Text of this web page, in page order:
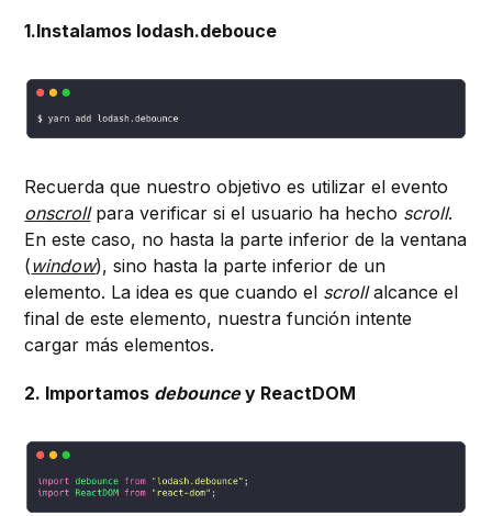
1.Instalamos lodash.debouce
Recuerda que nuestro objetivo es utilizar el evento
onscrollpara verificar si el usuario ha hecho scroll.
En este caso, no hasta la parte inferior de la ventana
(window), sino hasta la parte inferior de un
elemento. La idea es que cuando el scrollalcance el
final de este elemento, nuestra función intente
cargar más elementos.
2. Importamos debouncey ReactDOM